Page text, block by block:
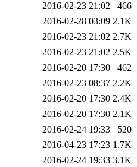
2016-02-23 21:02
466
2016-02-28 03:09 2.1K
2016-02-23 21:02 2.7K
2016-02-23 21:02 2.5K
2016-02-20 17:30
462
2016-02-23 08:37 2.2K
2016-02-20 17:30 2.4K
2016-02-20 17:30 2.1K
2016-02-24 19:33
520
2016-04-23 17:23 1.7K
2016-02-24 19:33 3.1K